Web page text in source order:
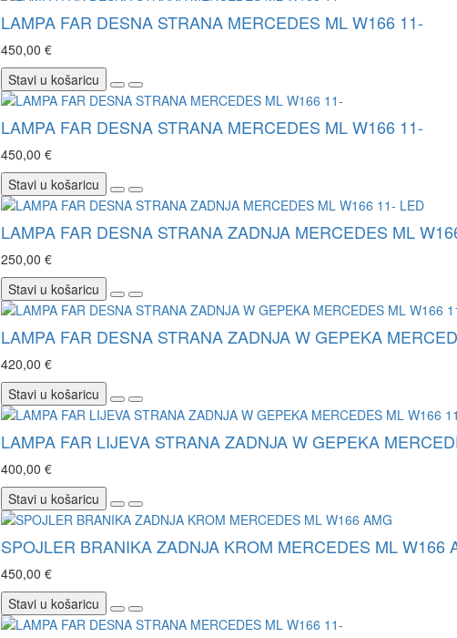
LAMPA FAR DESNA STRANA MERCEDES ML W166 11-
450,00 €
Stavi u košaricu
LAMPA FAR DESNA STRANA MERCEDES ML W166 11-
450,00 €
Stavi u košaricu
LAMPA FAR DESNA STRANA ZADNJA MERCEDES ML
250,00 €
Stavi u košaricu
LAMPA FAR DESNA STRANA ZADNJA W GEPEKA
420,00 €
Stavi u košaricu
LAMPA FAR LIJEVA STRANA ZADNJA W GEPEKA
400,00 €
Stavi u košaricu
SPOJLER BRANIKA ZADNJA KROM MERCEDES ML W166
450,00 €
Stavi u košaricu